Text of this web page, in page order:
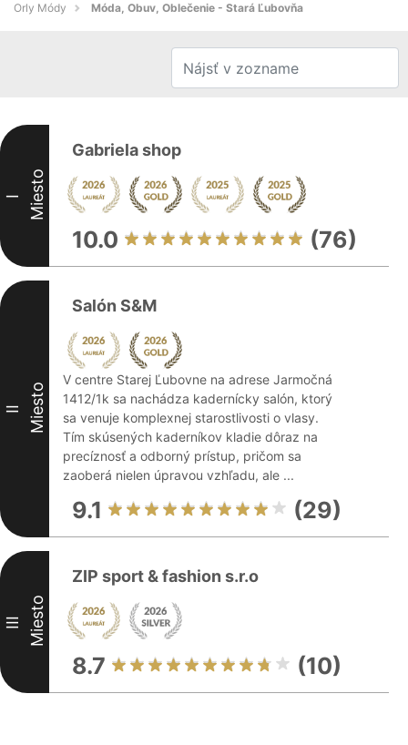
Orly Módy Móda, Obuv, Oblečenie - Stará Ľubovňa
I Miesto
Gabriela shop
10.0 (76)
II Miesto
Salón S&M
V centre Starej Ľubovne na adrese Jarmočná
1412/1k sa nachádza kadernícky salón, ktorý
sa venuje komplexnej starostlivosti o vlasy.
Tím skúsených kaderníkov kladie dôraz na
precíznosť a odborný prístup, pričom sa
zaoberá nielen úpravou vzhľadu, ale ...
9.1 (29)
III Miesto
ZIP sport & fashion s.r.o
8.7 (10)